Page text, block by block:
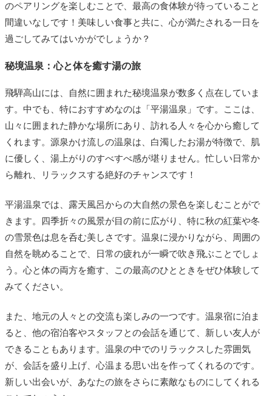
のペアリングを楽しむことで、最高の食体験が待っていること
間違いなしです！美味しい食事と共に、心が満たされる一日を
過ごしてみてはいかがでしょうか？
秘境温泉：心と体を癒す湯の旅
飛騨高山には、自然に囲まれた秘境温泉が数多く点在していま
す。中でも、特におすすめなのは「平湯温泉」です。ここは、
山々に囲まれた静かな場所にあり、訪れる人々を心から癒して
くれます。源泉かけ流しの温泉は、白濁したお湯が特徴で、肌
に優しく、湯上がりのすべすべ感が堪りません。忙しい日常か
ら離れ、リラックスする絶好のチャンスです！
平湯温泉では、露天風呂からの大自然の景色を楽しむことがで
きます。四季折々の風景が目の前に広がり、特に秋の紅葉や冬
の雪景色は息を呑む美しさです。温泉に浸かりながら、周囲の
自然を眺めることで、日常の疲れが一瞬で吹き飛ぶことでしょ
う。心と体の両方を癒す、この最高のひとときをぜひ体験して
みてください。
また、地元の人々との交流も楽しみの一つです。温泉宿に泊ま
ると、他の宿泊客やスタッフとの会話を通じて、新しい友人が
できることもあります。温泉の中でのリラックスした雰囲気
が、会話を盛り上げ、心温まる思い出を作ってくれるのです。
新しい出会いが、あなたの旅をさらに素敵なものにしてくれる